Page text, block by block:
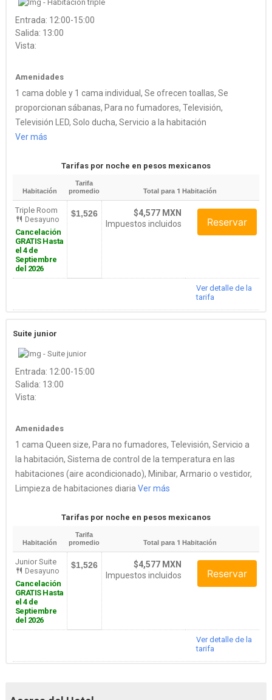
Entrada: 12:00-15:00
Salida: 13:00
Vista:
Amenidades
1 cama doble y 1 cama individual, Se ofrecen toallas, Se
proporcionan sábanas, Para no fumadores, Televisión,
Televisión LED, Solo ducha, Servicio a la habitación
Ver más
Tarifas por noche en pesos mexicanos
Habitación
Tarifa
promedio
Total para 1 Habitación
Triple Room
Desayuno
Cancelación
GRATIS Hasta
el 4 de
Septiembre
del 2026
$1,526
$4,577 MXN
Impuestos incluidos
Reservar
Ver detalle de la
tarifa
Suite junior
Entrada: 12:00-15:00
Salida: 13:00
Vista:
Amenidades
1 cama Queen size, Para no fumadores, Televisión, Servicio a
la habitación, Sistema de control de la temperatura en las
habitaciones (aire acondicionado), Minibar, Armario o vestidor,
Limpieza de habitaciones diariaVer más
Tarifas por noche en pesos mexicanos
Habitación
Tarifa
promedio
Total para 1 Habitación
Junior Suite
Desayuno
Cancelación
GRATIS Hasta
el 4 de
Septiembre
del 2026
$1,526
$4,577 MXN
Impuestos incluidos
Reservar
Ver detalle de la
tarifa